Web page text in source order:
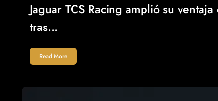
Jaguar TCS Racing amplió su
tras…
Read More